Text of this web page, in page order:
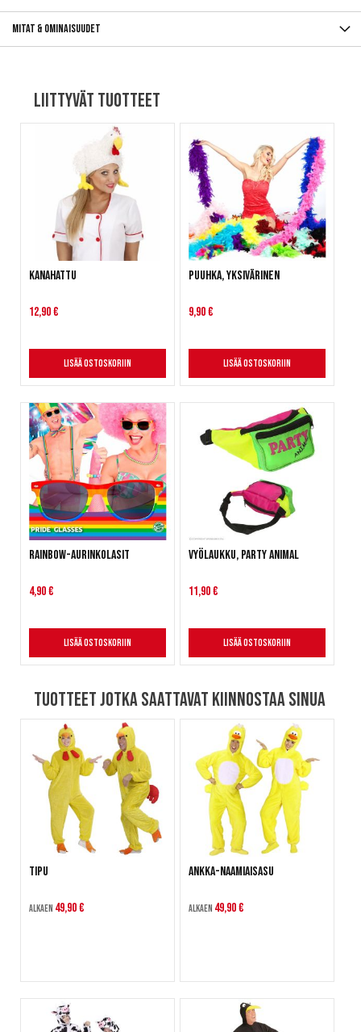
Mitat & ominaisuudet
Liittyvät tuotteet
Kanahattu
12,90 €
Lisää ostoskoriin
Puuhka, yksivärinen
9,90 €
Lisää ostoskoriin
Rainbow-aurinkolasit
4,90 €
Lisää ostoskoriin
Vyölaukku, Party Animal
11,90 €
Lisää ostoskoriin
Tuotteet jotka saattavat kiinnostaa sinua
Tipu
Alkaen 49,90 €
Ankka-naamiaisasu
Alkaen 49,90 €